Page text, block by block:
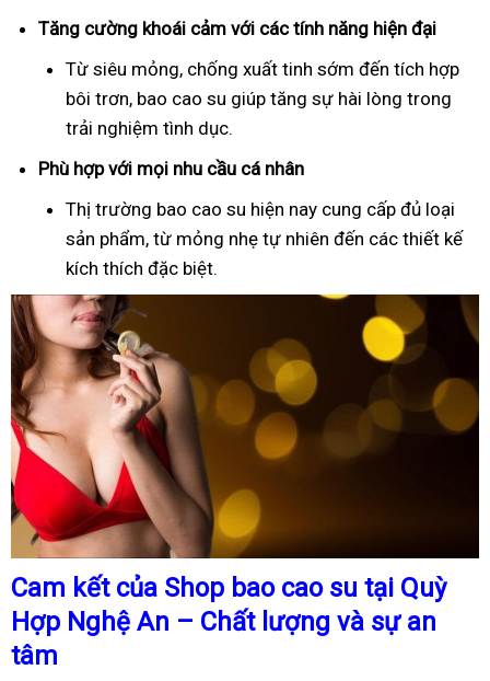
Tăng cường khoái cảm với các tính năng hiện đại
Từ siêu mỏng, chống xuất tinh sớm đến tích hợp
bôi trơn, bao cao su giúp tăng sự hài lòng trong
trải nghiệm tình dục.
Phù hợp với mọi nhu cầu cá nhân
Thị trường bao cao su hiện nay cung cấp đủ loại
sản phẩm, từ mỏng nhẹ tự nhiên đến các thiết kế
kích thích đặc biệt.
Cam kết của Shop bao cao su tại Quỳ
Hợp Nghệ An – Chất lượng và sự an
tâm